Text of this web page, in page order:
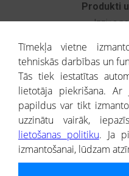
Produkti
Izziņa
Kredītizziņa par
® CREDITREFORM Latvija
SIA
Tīmekļa vietne
tehniskās darbības un
Tās tiek iestatītas
lietotāja piekrišana. Ar
papildus var tikt
uzzinātu vairāk,
lietošanas politiku. Ja
izmantošanai, lūdzam